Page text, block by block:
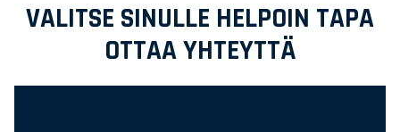
VALITSE SINULLE HELPOIN TAPA
OTTAA YHTEYTTÄ